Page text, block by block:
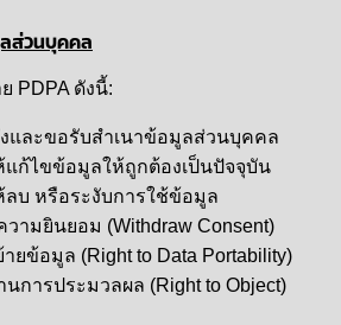
ส่วนบุคคล
PDPA ดังนี้:
และขอรับสำเนาข้อมูลส่วนบุคคล
ก้ไขข้อมูลให้ถูกต้องเป็นปัจจุบัน
บ หรือระงับการใช้ข้อมูล
ามยินยอม (Withdraw Consent)
ยข้อมูล (Right to Data Portability)
การประมวลผล (Right to Object)